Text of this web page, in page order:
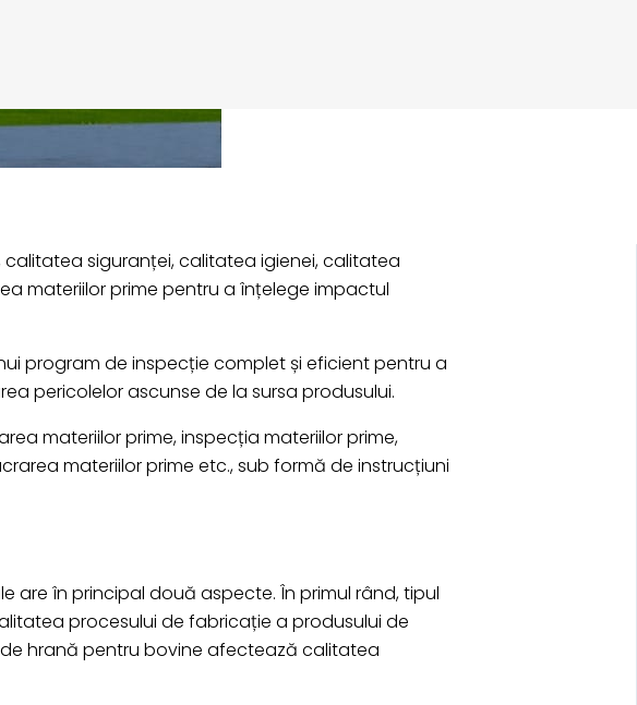
siguranței, calitatea igienei, calitatea
materiilor prime pentru a înțelege impactul
program de inspecție complet și eficient pentru a
pericolelor ascunse de la sursa produsului.
materiilor prime, inspecția materiilor prime,
materiilor prime etc., sub formă de instrucțiuni
are în principal două aspecte. În primul rând, tipul
procesului de fabricație a produsului de
hrană pentru bovine afectează calitatea